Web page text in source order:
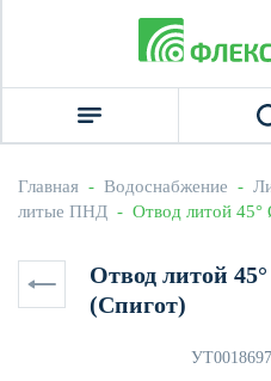
Главная - Водоснабжение -
литые ПНД -  Отвод литой
Отвод литой
(Спигот)
УТ0018697